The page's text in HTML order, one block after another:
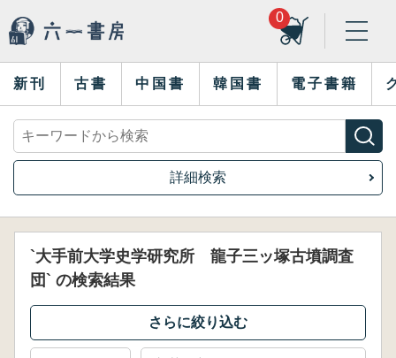
0
新刊 古書 中国書 韓国書 電子書籍
詳細検索
`大手前大学史学研究所 龍子三ッ塚古墳調査
団` の検索結果